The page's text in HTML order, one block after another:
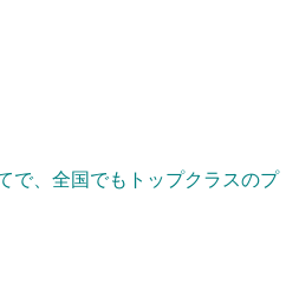
で、全国でもトップクラスのプ